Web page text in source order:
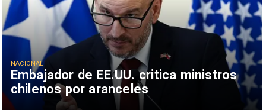
Embajador de EE.UU. critica ministros
chilenos por aranceles
NACIONAL